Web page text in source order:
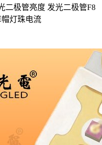
二极管亮度 发光二极管F8
灯珠电流